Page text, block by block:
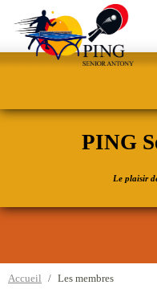
PING
Le plaisir
Accueil Les membres
Panneau de gestion des cookies